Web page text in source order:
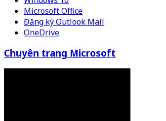
Microsoft Office
Đăng ký Outlook Mail
OneDrive
Chuyên trang Microsoft